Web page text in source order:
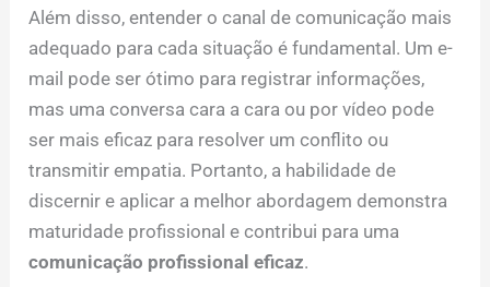
Além disso, entender o canal de comunicação mais
adequado para cada situação é fundamental. Um e-
mail pode ser ótimo para registrar informações,
mas uma conversa cara a cara ou por vídeo pode
ser mais eficaz para resolver um conflito ou
transmitir empatia. Portanto, a habilidade de
discernir e aplicar a melhor abordagem demonstra
maturidade profissional e contribui para uma
comunicação profissional eficaz.